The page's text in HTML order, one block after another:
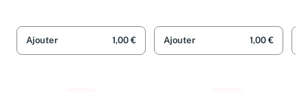
Ajouter 1,00 € Ajouter 1,00 €